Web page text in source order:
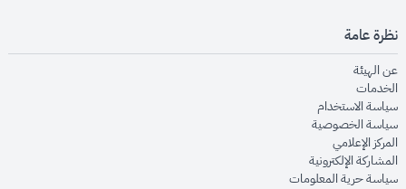
نظرة عامة
عن الهيئةopens in new window
الخدماتopens in new window
سياسة الاستخدام
سياسة الخصوصيةopens in new window
المركز الإعلاميopens in new window
المشاركة الإلكترونيةopens in new window
سياسة حرية المعلوماتopens in new window